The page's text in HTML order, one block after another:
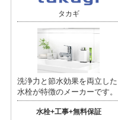
タカギ
洗浄力と節水効果を両立した
水栓が特徴のメーカーです。
水栓+工事+無料保証